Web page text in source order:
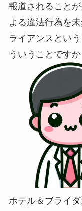
報道されること
よる違法行為を
ライアンスとい
ういうことですか
ホテル＆ブライダ